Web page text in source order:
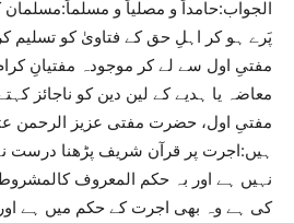
الجواب:حامداً و مصلیاً و
پَرے ہو کر اہلِ حق کے فتاویٰ کو تسلیم
مفتیِ اول سے لے کر موجودہ مفتیانِ
معاضہ یا ہدیے کے لین دین کو ناجائز
مفتیِ اول، حضرت مفتی عزیز الرحمن
ہیں:اجرت پر قرآن شریف پڑھنا درست
نہیں ہے اور بہ حکم المعروف
کی ہے وہ بھی اجرت کے حکم میں ہے